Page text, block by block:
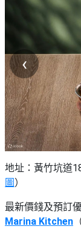
‹
地址：黃竹坑道
圖）
最新價錢及預訂
Marina Kitchen